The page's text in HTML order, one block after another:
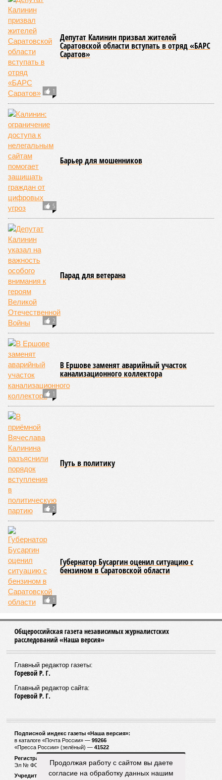
1
Депутат Калинин призвал жителей
Саратовской области вступать в отряд «БАРС
Саратов»
5
Барьер для мошенников
2
Парад для ветерана
1
В Ершове заменят аварийный участок
канализационного коллектора
2
Путь в политику
1
Губернатор Бусаргин оценил ситуацию с
бензином в Саратовской области
Общероссийская газета независимых журналистских
расследований «Наша версия»
Главный редактор газеты:
Горевой Р. Г.
Главный редактор сайта:
Горевой Р. Г.
Подписной индекс газеты «Наша версия»:
в каталоге «Почта России» — 99266
«Пресса России» (зелёный) — 41522
Регистрационный номер Роскомнадзора
Эл № ФС77-53847 от 26.04.2013.
Учредитель ООО «Версия»
Продолжая работу с сайтом вы даете
согласие на обработку данных нашим